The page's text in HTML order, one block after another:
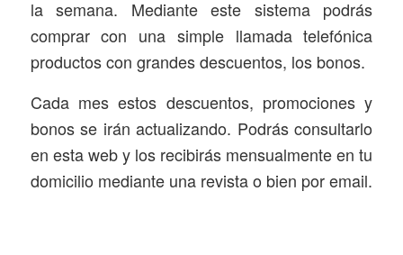
la semana. Mediante este sistema podrás
comprar con una simple llamada telefónica
productos con grandes descuentos, los bonos.
Cada mes estos descuentos, promociones y
bonos se irán actualizando. Podrás consultarlo
en esta web y los recibirás mensualmente en tu
domicilio mediante una revista o bien por email.